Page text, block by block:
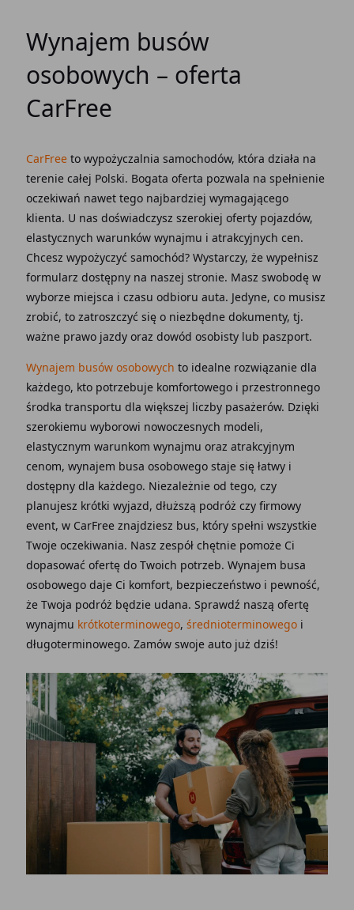
Wynajem busów
osobowych – oferta
CarFree
CarFreeto wypożyczalnia samochodów, która działa na
terenie całej Polski. Bogata oferta pozwala na spełnienie
oczekiwań nawet tego najbardziej wymagającego
klienta. U nas doświadczysz szerokiej oferty pojazdów,
elastycznych warunków wynajmu i atrakcyjnych cen.
Chcesz wypożyczyć samochód? Wystarczy, że wypełnisz
formularz dostępny na naszej stronie. Masz swobodę w
wyborze miejsca i czasu odbioru auta. Jedyne, co musisz
zrobić, to zatroszczyć się o niezbędne dokumenty, tj.
ważne prawo jazdy oraz dowód osobisty lub paszport.
Wynajem busów osobowych to idealne rozwiązanie dla
każdego, kto potrzebuje komfortowego i przestronnego
środka transportu dla większej liczby pasażerów. Dzięki
szerokiemu wyborowi nowoczesnych modeli,
elastycznym warunkom wynajmu oraz atrakcyjnym
cenom, wynajem busa osobowego staje się łatwy i
dostępny dla każdego. Niezależnie od tego, czy
planujesz krótki wyjazd, dłuższą podróż czy firmowy
event, w CarFree znajdziesz bus, który spełni wszystkie
Twoje oczekiwania. Nasz zespół chętnie pomoże Ci
dopasować ofertę do Twoich potrzeb. Wynajem busa
osobowego daje Ci komfort, bezpieczeństwo i pewność,
że Twoja podróż będzie udana. Sprawdź naszą ofertę
wynajmu krótkoterminowego, średnioterminowegoi
długoterminowego. Zamów swoje auto już dziś!